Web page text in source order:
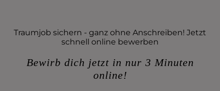
Traumjob sichern - ganz ohne Anschreiben! Jetzt
schnell online bewerben
Bewirb dich jetzt in nur 3 Minuten
online!